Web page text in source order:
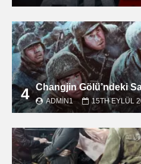
4 Changjin Gölü’ndeki
ADMIN1 15TH EYLÜL